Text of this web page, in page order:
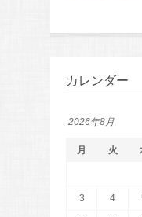
カレンダー
2026年8月
月 火
3 4